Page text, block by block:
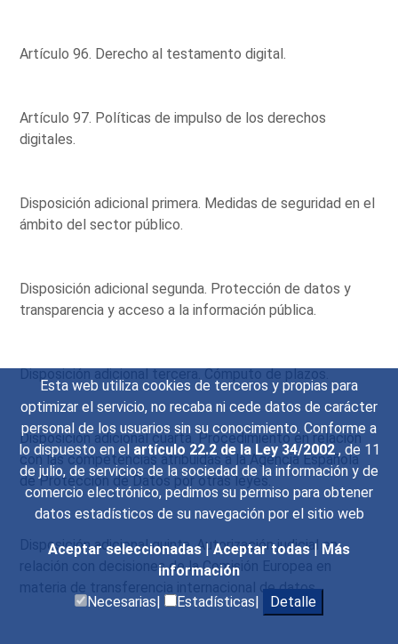
Esta web utiliza cookies de terceros y propias para
optimizar el servicio, no recaba ni cede datos de carácter
personal de los usuarios sin su conocimiento. Conforme a
lo dispuesto en el artículo 22.2 de la Ley 34/2002 , de 11
de julio, de servicios de la sociedad de la información y de
comercio electrónico, pedimos su permiso para obtener
datos estadísticos de su navegación por el sitio web
Aceptar seleccionadas|Aceptar todas| Más
información
Necesarias|
Estadísticas| Detalle
Artículo 96. Derecho al testamento digital.
Artículo 97. Políticas de impulso de los derechos
digitales.
Disposición adicional primera. Medidas de seguridad en el
ámbito del sector público.
Disposición adicional segunda. Protección de datos y
transparencia y acceso a la información pública.
Disposición adicional tercera. Cómputo de plazos.
Disposición adicional cuarta. Procedimiento en relación
con las competencias atribuidas a la Agencia Española
de Protección de Datos por otras leyes.
Disposición adicional quinta. Autorización judicial en
relación con decisiones de la Comisión Europea en
materia de transferencia internacional de datos.